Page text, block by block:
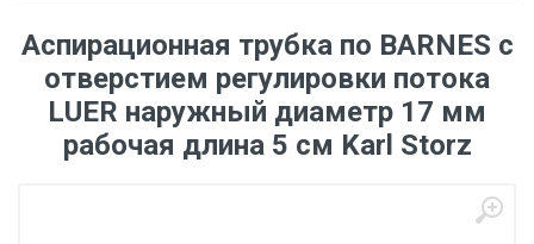
Аспирационная трубка по BARNES с
отверстием регулировки потока
LUER наружный диаметр 17 мм
рабочая длина 5 см Karl Storz